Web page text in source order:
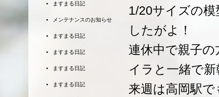
1/20サイズの
したがよ！
連休中で親子
イラと一緒で
来週は高岡駅
ますまる日記
メンテナンスのお知らせ
ますまる日記
ますまる日記
ますまる日記
ますまる日記